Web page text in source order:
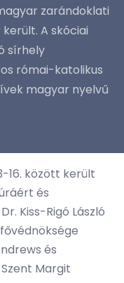
zarándoklati
A skóciai
sírhely
római-katolikus
magyar nyelvű
16. között került
és
Kiss-Rigó László
és
Margit